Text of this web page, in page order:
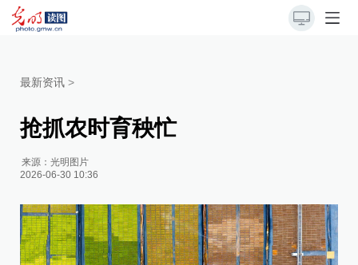
最新资讯 >
抢抓农时育秧忙
来源：光明图片
2026-06-30 10:36